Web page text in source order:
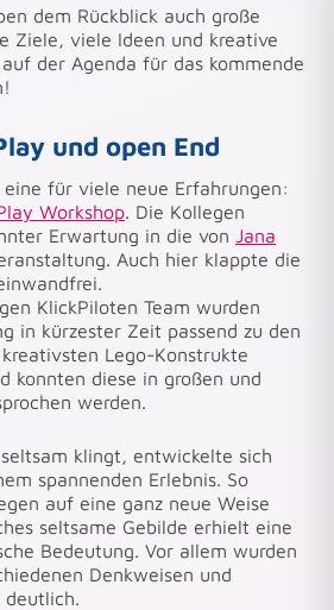
dem Rückblick auch große
Ziele, viele Ideen und kreative
der Agenda für das kommende
und open End
für viele neue Erfahrungen:
Workshop. Die Kollegen
Erwartung in die von Jana
Auch hier klappte die
KlickPiloten Team wurden
in kürzester Zeit passend zu den
Lego-Konstrukte
konnten diese in großen und
werden.
klingt, entwickelte sich
spannenden Erlebnis. So
auf eine ganz neue Weise
seltsame Gebilde erhielt eine
Bedeutung. Vor allem wurden
Denkweisen und
deutlich.